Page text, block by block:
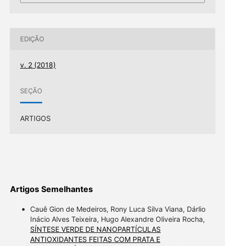
EDIÇÃO
v. 2 (2018)
SEÇÃO
ARTIGOS
Artigos Semelhantes
Cauê Gion de Medeiros, Rony Luca Silva Viana, Dárlio
Inácio Alves Teixeira, Hugo Alexandre Oliveira Rocha,
SÍNTESE VERDE DE NANOPARTÍCULAS
ANTIOXIDANTES FEITAS COM PRATA E